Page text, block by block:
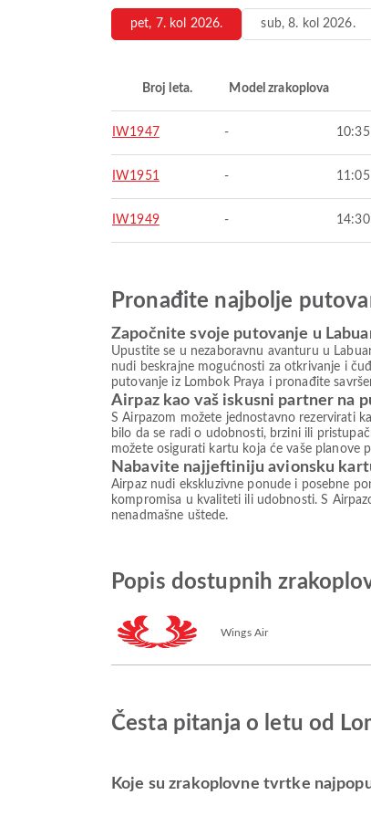
pet, 7. kol 2026. sub, 8. kol 2026.
Broj leta. Model zrakoplova
IW1947 - 10:35
IW1951 - 11:05
IW1949 - 14:30
Pronađite najbolje
Započnite svoje putovanje u
Upustite se u nezaboravnu avanturu u
nudi beskrajne mogućnosti za otkrivanje i
putovanje iz Lombok Praya i pronađite
Airpaz kao vaš iskusni partner na
S Airpazom možete jednostavno rezervirati
bilo da se radi o udobnosti, brzini ili
možete osigurati kartu koja će vaše
Nabavite najjeftiniju avionsku
Airpaz nudi ekskluzivne ponude i posebne
kompromisa u kvaliteti ili udobnosti. S
nenadmašne uštede.
Popis dostupnih
Wings Air
Česta pitanja o letu od
Koje su zrakoplovne tvrtke